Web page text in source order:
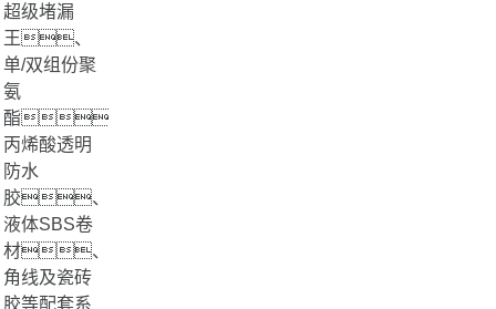
超级堵漏
王、
单/双组份聚
氨
酯、
丙烯酸透明
防水
胶、
液体SBS卷
材、
角线及瓷砖
胶等配套系